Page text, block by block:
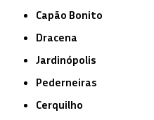
Capão Bonito
Dracena
Jardinópolis
Pederneiras
Cerquilho